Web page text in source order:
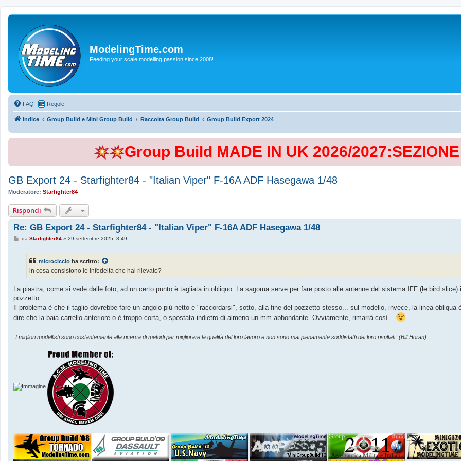
ModelingTime.com
Feeding your scale modelling passion since 2008!
FAQ Regole
Indice Group Build e Mini Group Build Raccolta Group Build Group Build Export 2024
Group Build MADE IN UK 2026/
GB Export 24 - Starfighter84 - "Italian Viper" F-16A ADF Hasegawa 1/48
Moderatore: Starfighter84
Rispondi
Re: GB Export 24 - Starfighter84 - "Italian Viper" F-16A ADF Hasegawa 1/48
M
o
da Starfighter84» 29 settembre 2025, 8:49
microciccio ha scritto:
in cosa consistono le infedeltà che hai rilevato?
La piastra, come si vede dalle foto, ad un certo punto è tagliata in obliquo. La sagoma serve per fare posto alle antenne del sistema IFF (le bird slice)
pozzetto.
Il problema è che il taglio dovrebbe fare un angolo più netto e "raccordarsi", sotto, alla fine del pozzetto stesso... sul modello, invece, la linea obliqua
dire che la baia carrello anteriore o è troppo corta, o spostata indietro di almeno un mm abbondante. Ovviamente, rimarrà così...
"I migliori modellisti sono costantemente alla ricerca di metodi per migliorare la qualità del loro lavoro e non sono mai pienamente soddisfatti dei loro risultati" (Bill Horan)